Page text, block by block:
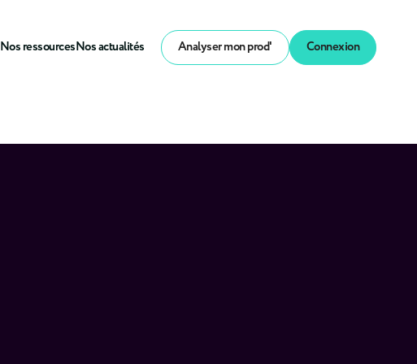
Nos ressourcesNos actualités Analyser mon prod' Connexion